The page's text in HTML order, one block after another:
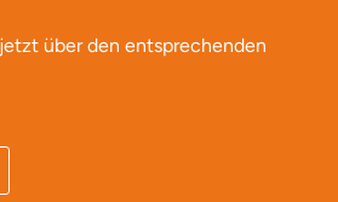
über den entsprechenden